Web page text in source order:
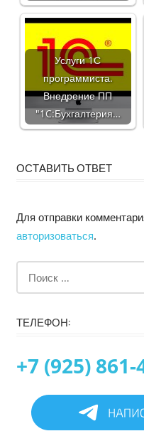
Услуги 1С
программиста.
Внедрение ПП
"1C:Бухгалтерия…
ОСТАВИТЬ ОТВЕТ
Для отправки
авторизоваться.
ТЕЛЕФОН:
+7 (925) 861-